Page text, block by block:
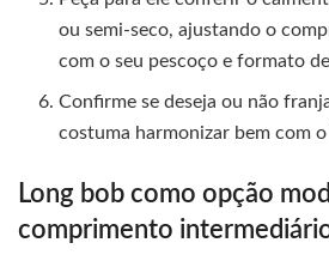
ou semi-seco, ajustando o
com o seu pescoço e formato
Confirme se deseja ou não
costuma harmonizar bem com
Long bob como opção
comprimento